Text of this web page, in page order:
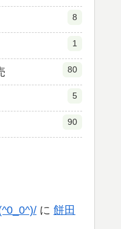
8
1
80
5
90
に 餅田